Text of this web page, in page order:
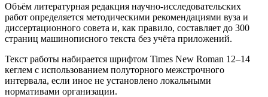
Объём литературная редакция научно-исследовательских
работ определяется методическими рекомендациями вуза и
диссертационного совета и, как правило, составляет до 300
страниц машинописного текста без учёта приложений.
Текст работы набирается шрифтом Times New Roman 12–14
кеглем с использованием полуторного межстрочного
интервала, если иное не установлено локальными
нормативами организации.